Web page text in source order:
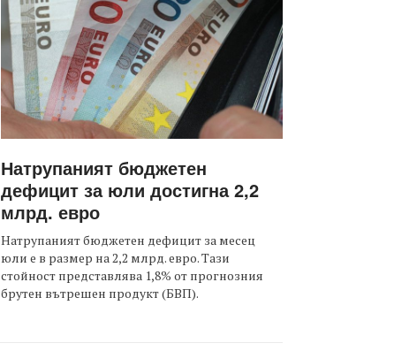
Натрупаният бюджетен
дефицит за юли достигна 2,2
млрд. евро
Натрупаният бюджетен дефицит за месец
юли е в размер на 2,2 млрд. евро. Тази
стойност представлява 1,8% от прогнозния
брутен вътрешен продукт (БВП).